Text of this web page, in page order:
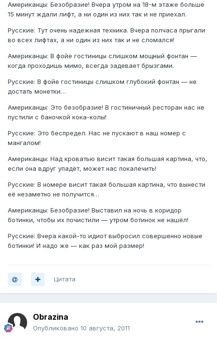
Американцы: Безобразие! Вчера утром на 18-м этаже больше
15 минут ждали лифт, а ни один из них так и не приехал.
Русские: Тут очень надежная техника. Вчера полчаса прыгали
во всех лифтах, а ни один из них так и не сломался!
Американцы: В фойе гостиницы слишком мощный фонтан —
когда проходишь мимо, всегда задевает брызгами.
Русские: В фойе гостиницы слишком глубокий фонтан — не
достать монетки…
Американцы: Это безобразие! В гостиничный ресторан нас не
пустили с баночкой кока-колы!
Русские: Это беспредел. Нас не пускают в наш номер с
мангалом!
Американцы: Над кроватью висит такая большая картина, что,
если она вдруг упадёт, может нас покалечить!
Русские: В номере висит такая большая картина, что вынести
её незаметно не получится…
Американцы: Безобразие! Выставил на ночь в коридор
ботинки, чтобы их почистили — утром ботинок не нашёл!
Русские: Вчера какой-то идиот выбросил совершенно новые
ботинки! И надо же — как раз мой размер!
Цитата
Obrazina
Опубликовано 10 августа, 2011